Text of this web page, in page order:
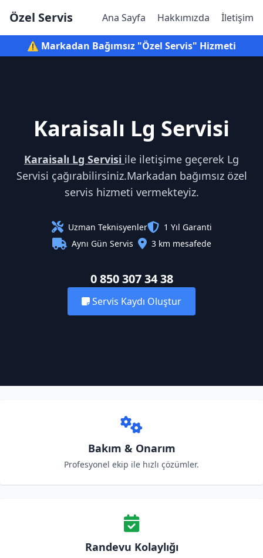
Özel Servis Ana Sayfa Hakkımızda İletişim
⚠️ Markadan Bağımsız "Özel Servis" Hizmeti
Karaisalı Lg Servisi
Karaisalı Lg Servisi ile iletişime geçerek Lg
Servisi çağırabilirsiniz.Markadan bağımsız özel
servis hizmeti vermekteyiz.
Uzman Teknisyenler
1 Yıl Garanti
Aynı Gün Servis
3 km mesafede
0 850 307 34 38
Servis Kaydı Oluştur
Bakım & Onarım
Profesyonel ekip ile hızlı çözümler.
Randevu Kolaylığı